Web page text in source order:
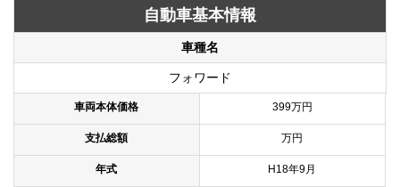
自動車基本情報
車種名
フォワード
車両本体価格 399万円
支払総額 万円
年式 H18年9月